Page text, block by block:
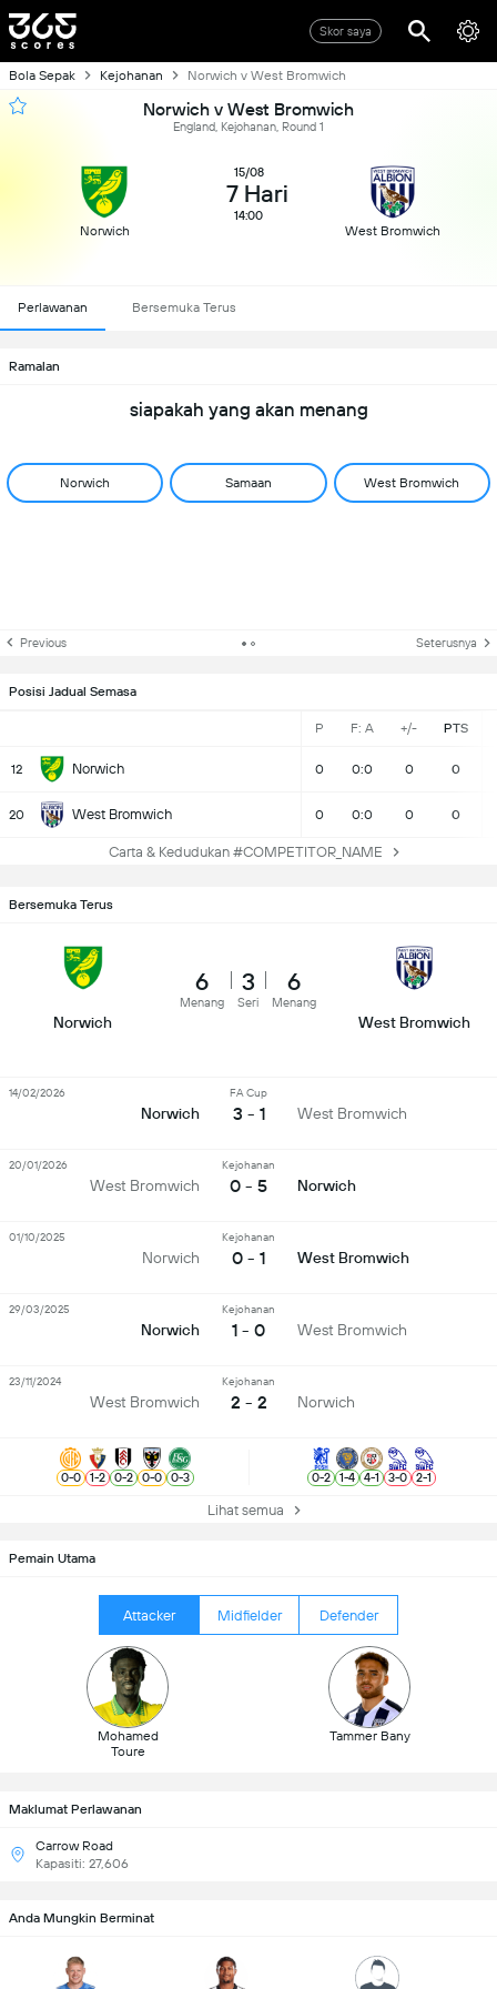
Skor saya
Bola Sepak Kejohanan Norwich v West Bromwich
Norwich v West Bromwich
England, Kejohanan, Round 1
Norwich
15/08
7 Hari
14:00
West Bromwich
Perlawanan Bersemuka Terus
Ramalan
siapakah yang akan menang
Norwich Samaan West Bromwich
Previous Seterusnya
Posisi Jadual Semasa
P F: A +/- PTS
12 Norwich 0 0:0 0 0
20 West Bromwich 0 0:0 0 0
Carta & Kedudukan #COMPETITOR_NAME
Pemain Utama
Attacker Midfielder Defender
Mohamed
Toure
Tammer Bany
Maklumat Perlawanan
Carrow Road
Kapasiti: 27,606
Bersemuka Terus
Norwich
6
Menang
3
Seri
6
Menang
West Bromwich
Norwich
FA Cup
3 - 1 West Bromwich
14/02/2026
West Bromwich
Kejohanan
0 - 5 Norwich
20/01/2026
Norwich
Kejohanan
0 - 1 West Bromwich
01/10/2025
Norwich
Kejohanan
1 - 0 West Bromwich
29/03/2025
West Bromwich
Kejohanan
2 - 2 Norwich
23/11/2024
0-0 1-2 0-2 0-0 0-3 0-2 1-4 4-1 3-0 2-1
Lihat semua
Anda Mungkin Berminat